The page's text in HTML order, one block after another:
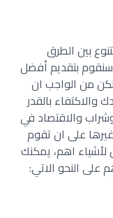
بين الطرق
سنقوم بتقديم أفضل
من الواجب ان
بالقدر
والاقتصاد في
على ان تقوم
لأشياء اهم، يمكنك
على النحو الاتي: